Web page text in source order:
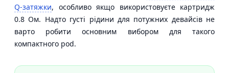
Q-затяжки, особливо якщо використовуєте картридж
0.8 Ом. Надто густі рідини для потужних девайсів не
варто робити основним вибором для такого
компактного pod.